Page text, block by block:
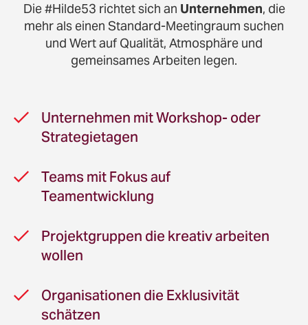
Die #Hilde53 richtet sich an Unternehmen, die
mehr als einen Standard-Meetingraum suchen
und Wert auf Qualität, Atmosphäre und
gemeinsames Arbeiten legen.
Unternehmen mit Workshop- oder
Strategietagen
Teams mit Fokus auf
Teamentwicklung
Projektgruppen die kreativ arbeiten
wollen
Organisationen die Exklusivität
schätzen